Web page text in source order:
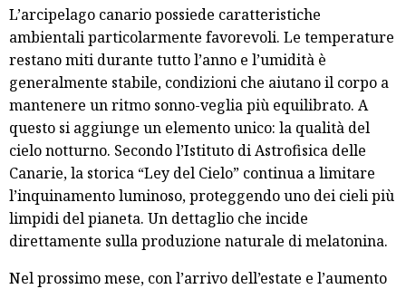
L’arcipelago canario possiede caratteristiche
ambientali particolarmente favorevoli. Le temperature
restano miti durante tutto l’anno e l’umidità è
generalmente stabile, condizioni che aiutano il corpo a
mantenere un ritmo sonno-veglia più equilibrato. A
questo si aggiunge un elemento unico: la qualità del
cielo notturno. Secondo l’Istituto di Astrofisica delle
Canarie, la storica “Ley del Cielo” continua a limitare
l’inquinamento luminoso, proteggendo uno dei cieli più
limpidi del pianeta. Un dettaglio che incide
direttamente sulla produzione naturale di melatonina.
Nel prossimo mese, con l’arrivo dell’estate e l’aumento